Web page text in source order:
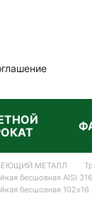
МЕТАЛЛ
бесшовная AISI 316
бесшовная